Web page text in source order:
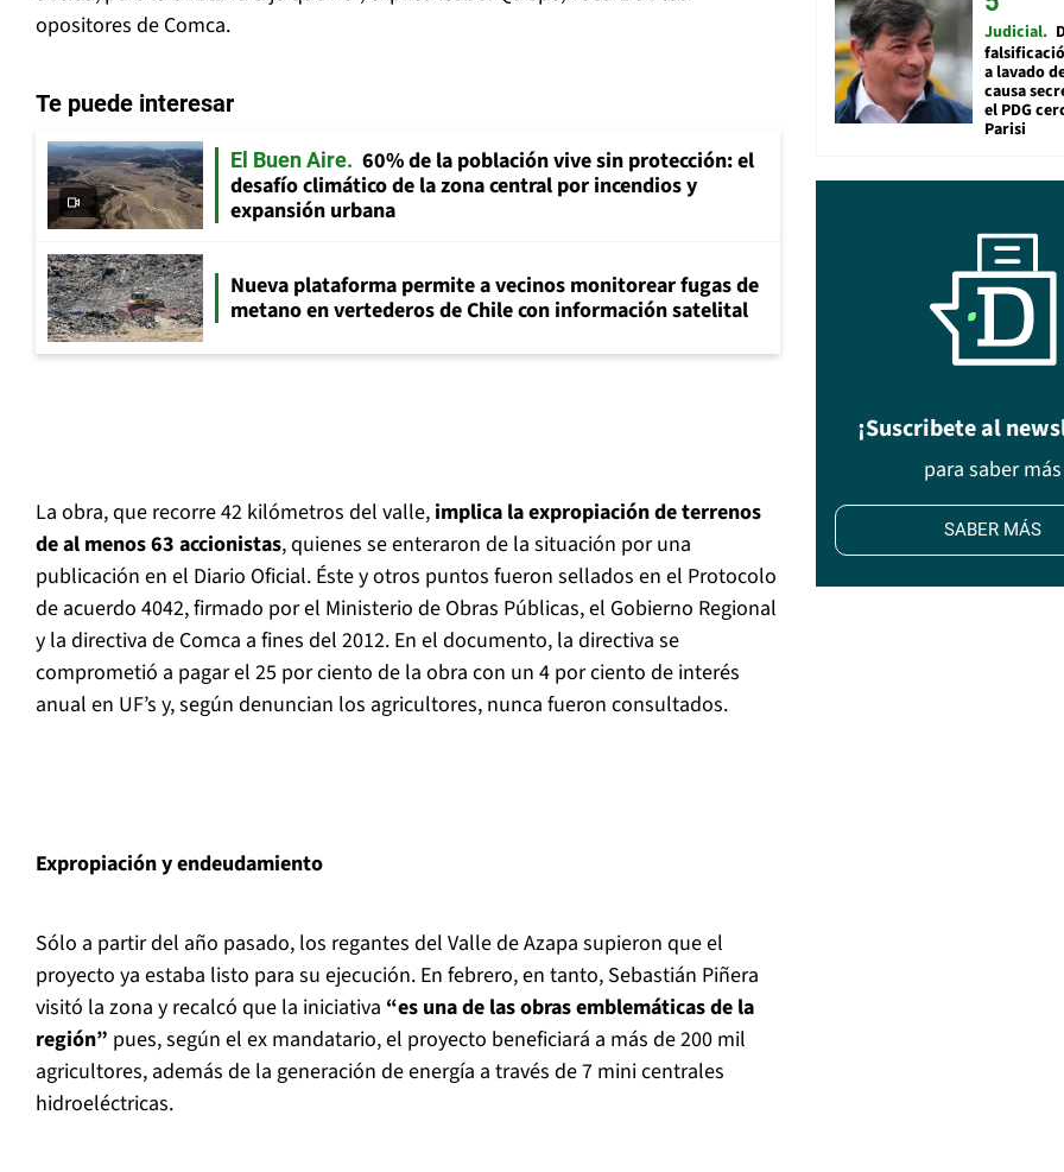
opositores de Comca.
Te puede interesar
El Buen Aire
60% de la población vive sin protección: el
desafío climático de la zona central por incendios y
expansión urbana
Nueva plataforma permite a vecinos monitorear fugas de
metano en vertederos de Chile con información satelital
La obra, que recorre 42 kilómetros del valle, implica la expropiación de terrenos
de al menos 63 accionistas, quienes se enteraron de la situación por una
publicación en el Diario Oficial. Éste y otros puntos fueron sellados en el Protocolo
de acuerdo 4042, firmado por el Ministerio de Obras Públicas, el Gobierno Regional
y la directiva de Comca a fines del 2012. En el documento, la directiva se
comprometió a pagar el 25 por ciento de la obra con un 4 por ciento de interés
anual en UF’s y, según denuncian los agricultores, nunca fueron consultados.
Expropiación y endeudamiento
Sólo a partir del año pasado, los regantes del Valle de Azapa supieron que el
proyecto ya estaba listo para su ejecución. En febrero, en tanto, Sebastián Piñera
visitó la zona y recalcó que la iniciativa “es una de las obras emblemáticas de la
región” pues, según el ex mandatario, el proyecto beneficiará a más de 200 mil
agricultores, además de la generación de energía a través de 7 mini centrales
hidroeléctricas.
Judicial
a lavado
causa
el PDG
Parisi
¡Suscribete al
para saber más
SABER MÁS